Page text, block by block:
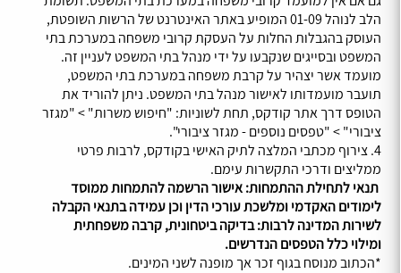
הלב לנוהל 01-09 המופיע באתר האינטרנט של הרשות השופטת,
העוסק בהגבלות החלות על העסקת קרובי משפחה במערכת בתי
המשפט ובסייגים שנקבעו על ידי מנהל בתי המשפט לעניין זה.
מועמד אשר יצהיר על קרבת משפחה במערכת בתי המשפט,
תועבר מועמדותו לאישור מנהל בתי המשפט. ניתן להוריד את
הטופס דרך אתר קודקס, תחת לשוניות: "חיפוש משרות" > "מגזר
ציבורי" > "טפסים נוספים - מגזר ציבורי".
4. צירוף מכתבי המלצה לתיק האישי בקודקס, לרבות פרטי
ממליצים ודרכי התקשרות עימם.
תנאי לתחילת ההתמחות: אישור הרשמה להתמחות ממוסד
לימודים האקדמי ומלשכת עורכי הדין וכן עמידה בתנאי הקבלה
לשירות המדינה לרבות: בדיקה ביטחונית, קרבה משפחתית
ומילוי כלל הטפסים הנדרשים.
*הכתוב מנוסח בגוף זכר אך מופנה לשני המינים.